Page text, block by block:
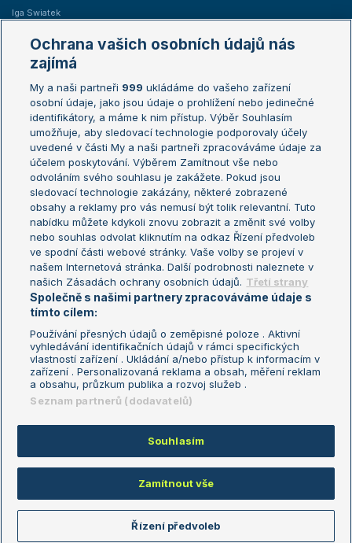
Iga Swiatek
Žebříčky
Žebříček ATP (muži)
Žebříček WTA (ženy)
Sázkařský žebříček
Australian Open
French Open
Wimbledon
US Open
Turnaj mistrů
Turnaj mistryň
Aktualní trendy
Fotbalové přestupy
Livesport Daily
LS Prague Open
Podmínky užití
Nastavení soukromí
GDPR a žurnalistika
Reklama
Kontakt
Informace o zpracování osobních
údajů
Copyright © 2008-2026 TenisPortal.cz. Využíváme zpravodajství ČTK.
Ochrana vašich osobních údajů nás
zajímá
My a naši partneři 999 ukládáme do vašeho zařízení
osobní údaje, jako jsou údaje o prohlížení nebo jedinečné
identifikátory, a máme k nim přístup. Výběr Souhlasím
umožňuje, aby sledovací technologie podporovaly účely
uvedené v části My a naši partneři zpracováváme údaje za
účelem poskytování. Výběrem Zamítnout vše nebo
odvoláním svého souhlasu je zakážete. Pokud jsou
sledovací technologie zakázány, některé zobrazené
obsahy a reklamy pro vás nemusí být tolik relevantní. Tuto
nabídku můžete kdykoli znovu zobrazit a změnit své volby
nebo souhlas odvolat kliknutím na odkaz Řízení předvoleb
ve spodní části webové stránky. Vaše volby se projeví v
našem Internetová stránka. Další podrobnosti naleznete v
našich Zásadách ochrany osobních údajů. Třetí strany
Společně s našimi partnery zpracováváme údaje s
tímto cílem:
Používání přesných údajů o zeměpisné poloze . Aktivní
vyhledávání identifikačních údajů v rámci specifických
vlastností zařízení . Ukládání a/nebo přístup k informacím v
zařízení . Personalizovaná reklama a obsah, měření reklam
a obsahu, průzkum publika a rozvoj služeb .
Seznam partnerů (dodavatelů)
Souhlasím
Zamítnout vše
Řízení předvoleb